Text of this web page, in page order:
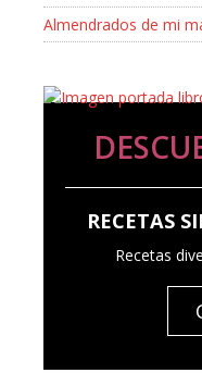
Almendrados de mi
RECETAS
Recetas